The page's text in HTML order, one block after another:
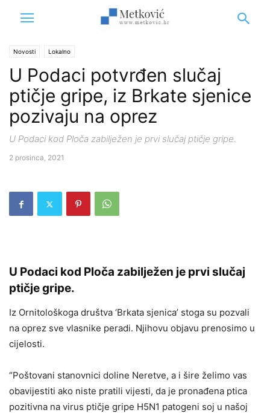
Novosti Lokalno
U Podaci potvrđen slučaj
ptičje gripe, iz Brkate sjenice
pozivaju na oprez
U Podaci kod Ploča zabilježen je prvi slučaj ptičje gripe.
2 prosinca, 2021
U Podaci kod Ploča zabilježen je prvi slučaj
ptičje gripe.
Iz Ornitološkoga društva ‘Brkata sjenica’ stoga su pozvali
na oprez sve vlasnike peradi. Njihovu objavu prenosimo u
cijelosti.
“Poštovani stanovnici doline Neretve, a i šire želimo vas
obavijestiti ako niste pratili vijesti, da je pronađena ptica
pozitivna na virus ptičje gripe H5N1 patogeni soj u našoj